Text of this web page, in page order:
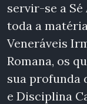
servir-se a
toda a
Veneráveis
Romana, os
sua profunda
e Disciplina